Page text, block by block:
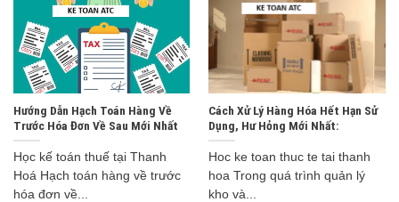
Hướng Dẫn Hạch Toán Hàng Về
Trước Hóa Đơn Về Sau Mới Nhất
Học kế toán thuế tại Thanh
Hoá Hạch toán hàng về trước
hóa đơn về...
Cách Xử Lý Hàng Hóa Hết Hạn Sử
Dụng, Hư Hỏng Mới Nhất:
Hoc ke toan thuc te tai thanh
hoa Trong quá trình quản lý
kho và...